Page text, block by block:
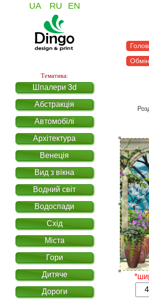
UA RU EN
Тематика:
Шпалери 3d
Абстракція
Автомобілі
Архітектура
Венеція
Вид з вікна
Водний світ
Водоспади
Схід
Міста
Гори
Дитяче
Дороги